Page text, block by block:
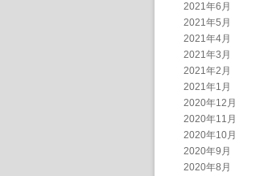
2021年6月
2021年5月
2021年4月
2021年3月
2021年2月
2021年1月
2020年12月
2020年11月
2020年10月
2020年9月
2020年8月